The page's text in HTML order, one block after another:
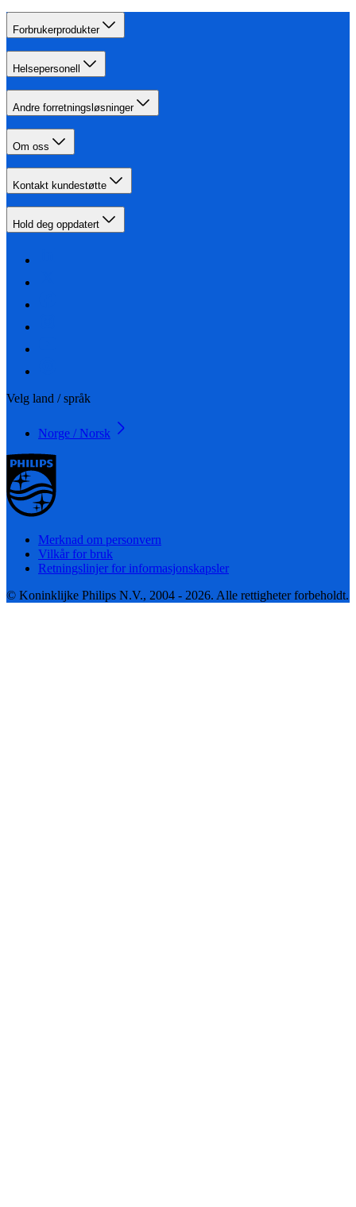
Forbrukerprodukter
Helsepersonell
Andre forretningsløsninger
Om oss
Kontakt kundestøtte
Hold deg oppdatert
Velg land / språk
Norge / Norsk
Merknad om personvern
Vilkår for bruk
Retningslinjer for informasjonskapsler
© Koninklijke Philips N.V., 2004 - 2026. Alle rettigheter forbeholdt.